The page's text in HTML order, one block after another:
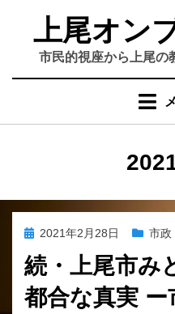
上尾オン
市民的視座から上尾の
月
:
投
日:
2021年2月28日 市政
続・上尾市み
都合な真実